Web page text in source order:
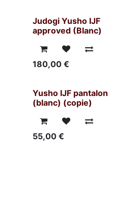
Judogi Yusho IJF
approved (Blanc)
180,00 €
Yusho IJF pantalon
(blanc) (copie)
55,00 €